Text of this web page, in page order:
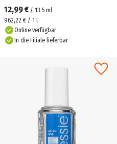
12,99 € / 13.5 ml
962,22 € / 1 l
Online verfügbar
In die Filiale lieferbar